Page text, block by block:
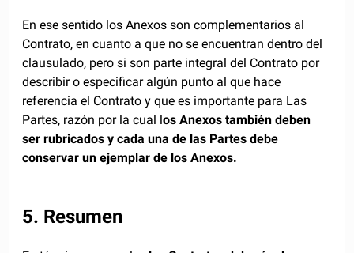
En ese sentido los Anexos son complementarios al
Contrato, en cuanto a que no se encuentran dentro del
clausulado, pero si son parte integral del Contrato por
describir o especificar algún punto al que hace
referencia el Contrato y que es importante para Las
Partes, razón por la cual los Anexos también deben
ser rubricados y cada una de las Partes debe
conservar un ejemplar de los Anexos.
5. Resumen